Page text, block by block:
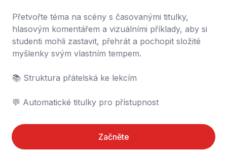
Přetvořte téma na scény s časovanými titulky,
hlasovým komentářem a vizuálními příklady, aby si
studenti mohli zastavit, přehrát a pochopit složité
myšlenky svým vlastním tempem.
📚 Struktura přátelská ke lekcím
💬 Automatické titulky pro přístupnost
Začněte